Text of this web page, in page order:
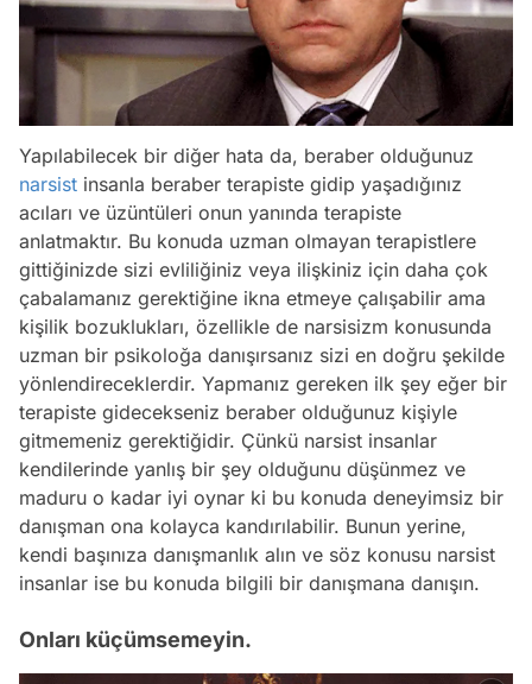
Yapılabilecek bir diğer hata da, beraber olduğunuz
narsist insanla beraber terapiste gidip yaşadığınız
acıları ve üzüntüleri onun yanında terapiste
anlatmaktır. Bu konuda uzman olmayan terapistlere
gittiğinizde sizi evliliğiniz veya ilişkiniz için daha çok
çabalamanız gerektiğine ikna etmeye çalışabilir ama
kişilik bozuklukları, özellikle de narsisizm konusunda
uzman bir psikoloğa danışırsanız sizi en doğru şekilde
yönlendireceklerdir. Yapmanız gereken ilk şey eğer bir
terapiste gidecekseniz beraber olduğunuz kişiyle
gitmemeniz gerektiğidir. Çünkü narsist insanlar
kendilerinde yanlış bir şey olduğunu düşünmez ve
maduru o kadar iyi oynar ki bu konuda deneyimsiz bir
danışman ona kolayca kandırılabilir. Bunun yerine,
kendi başınıza danışmanlık alın ve söz konusu narsist
insanlar ise bu konuda bilgili bir danışmana danışın.
Onları küçümsemeyin.